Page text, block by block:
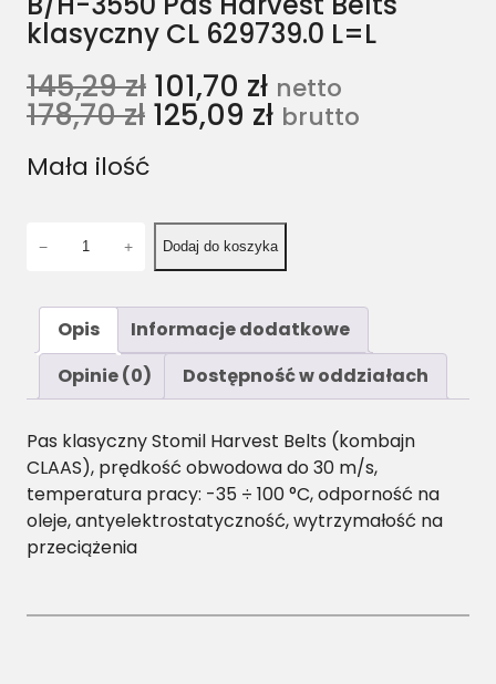
klasyczny CL 629739.0 L=L
145,29zł 101,70 zł netto
178,70zł 125,09 zł brutto
Mała ilość
/
-
3
5
5
0
− + Dodaj do koszyka
Opis
Informacje dodatkowe
Opinie (0)
Dostępność w oddziałach
Pas klasyczny Stomil Harvest Belts (kombajn
CLAAS), prędkość obwodowa do 30 m/s,
temperatura pracy: -35 ÷ 100 °C, odporność na
oleje, antyelektrostatyczność, wytrzymałość na
przeciążenia